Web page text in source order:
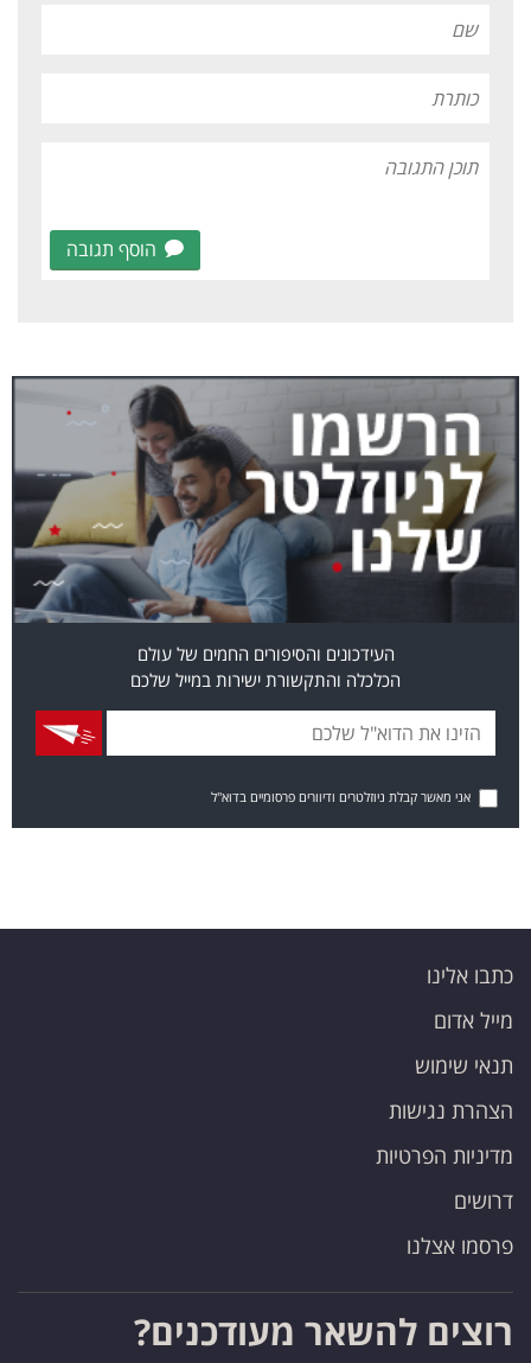
הוסף תגובה
העידכונים והסיפורים החמים של עולם
הכלכלה והתקשורת ישירות במייל שלכם
אני מאשר קבלת ניוזלטרים ודיוורים פרסומיים בדוא"ל
כתבו אלינו
מייל אדום
תנאי שימוש
הצהרת נגישות
מדיניות הפרטיות
דרושים
פרסמו אצלנו
רוצים להשאר מעודכנים?